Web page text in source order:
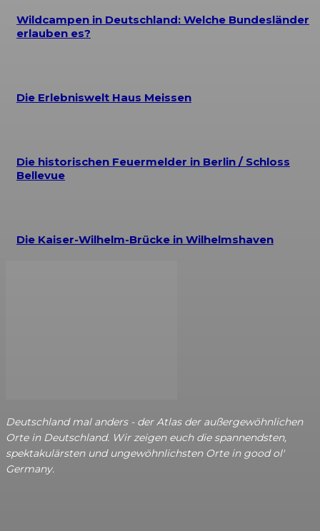
Wildcampen in Deutschland: Welche Bundesländer
erlauben es?
Die Erlebniswelt Haus Meissen
Die historischen Feuermelder in Berlin / Schloss
Bellevue
Die Kaiser-Wilhelm-Brücke in Wilhelmshaven
Deutschland mal anders - der Atlas der außergewöhnlichen
Orte in Deutschland. Wir zeigen euch die spannendsten,
spektakulärsten und ungewöhnlichsten Orte in good ol'
Germany.